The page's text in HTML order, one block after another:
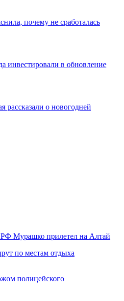
почему не сработалась
инвестировали в обновление
рассказали о новогодней
Мурашко прилетел на Алтай
по местам отдыха
полицейского